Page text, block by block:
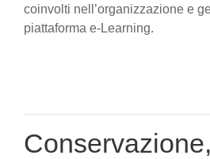
coinvolti nell’organizzazione e
piattaforma e-Learning.
Conservazione,